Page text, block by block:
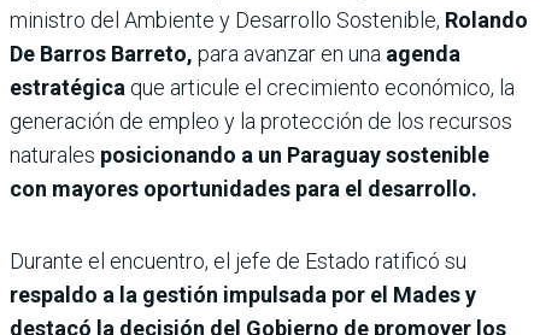
ministro del Ambiente y Desarrollo Sostenible, Rolando
De Barros Barreto, para avanzar en una agenda
estratégica que articule el crecimiento económico, la
generación de empleo y la protección de los recursos
naturales posicionando a un Paraguay sostenible
con mayores oportunidades para el desarrollo.
Durante el encuentro, el jefe de Estado ratificó su
respaldo a la gestión impulsada por el Mades y
destacó la decisión del Gobierno de promover los